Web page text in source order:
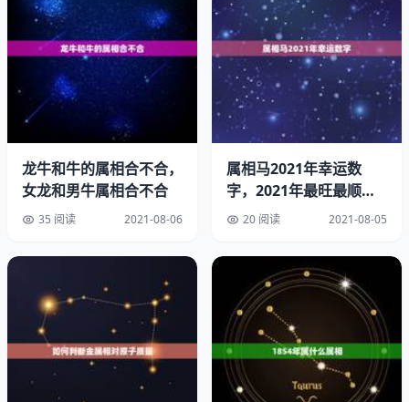
生肖相冲合表示什么
1、相冲代表意见不合、容易有冲突、彼此相克。
2、相合、三合代表和合、相处融洽、容易沟通、互相生
3、相刑代表性格不合、互有刑克。
六二年虎和什么属相配：六二年属虎是什么命人
年是壬寅年，壬的五行属水，寅为虎，所以年出生是水虎之
命，六十甲子60年一循环，所以年同属水虎命。
62年属虎男孩什么属相最相配
年出世的属虎的人五行是属水，称为水虎，属水的虎对自个
的实力有适当的自傲。面临任何应战都能墨守成规，竭尽全
龙牛和牛的属相合不合，
女龙和男牛属相合不合
35 阅读 2021-08-06
属相马2021年幸运数
字，2021年最旺最顺的
生肖20 阅读 2021-08-05